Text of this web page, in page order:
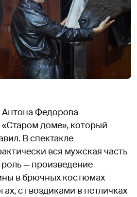
Федорова
доме», который
В спектакле
вся мужская часть
— произведение
в брючных костюмах
с гвоздиками в петличках